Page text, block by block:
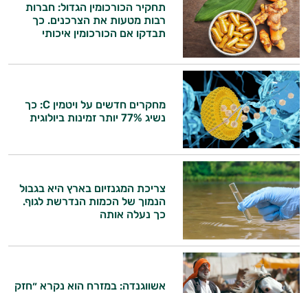
תחקיר הכורכומין הגדול: חברות
רבות מטעות את הצרכנים. כך
תבדקו אם הכורכומין איכותי
מחקרים חדשים על ויטמין C: כך
נשיג 77% יותר זמינות ביולוגית
צריכת המגנזיום בארץ היא בגבול
הנמוך של הכמות הנדרשת לגוף.
כך נעלה אותה
אשווגנדה: במזרח הוא נקרא ״חזק